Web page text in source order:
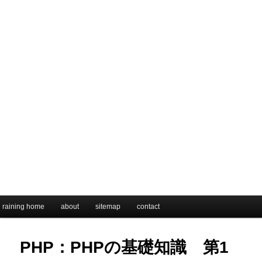
メインコンテンツへ移動
サブコンテンツへ移動
raining home about sitemap contact
PHP：PHPの基礎知識 第1